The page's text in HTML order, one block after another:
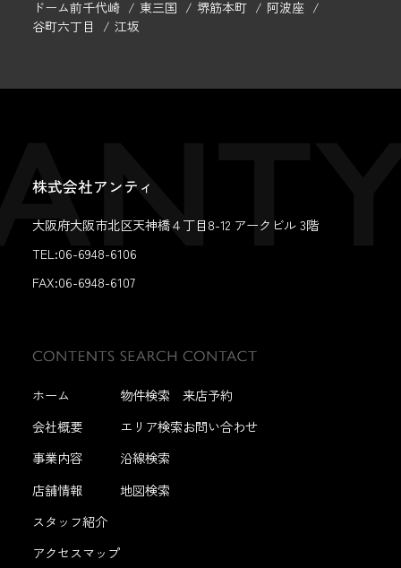
ドーム前千代崎
東三国 堺筋本町
阿波座
谷町六丁目
江坂
株式会社アンティ
大阪府大阪市北区天神橋４丁目8-12 アークビル 3階
TEL:06-6948-6106
FAX:06-6948-6107
ホーム
会社概要
事業内容
店舗情報
スタッフ紹介
アクセスマップ
物件検索
エリア検索
沿線検索
地図検索
来店予約
お問い合わせ